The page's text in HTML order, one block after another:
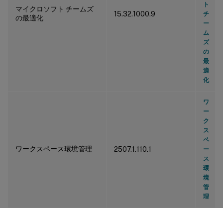
マイクロソフト チームズ
の最適化
15.32.1000.9
ト
チ
ー
ム
ズ
の
最
適
化
ワークスペース環境管理 2507.1.110.1
ワ
ー
ク
ス
ペ
ー
ス
環
境
管
理